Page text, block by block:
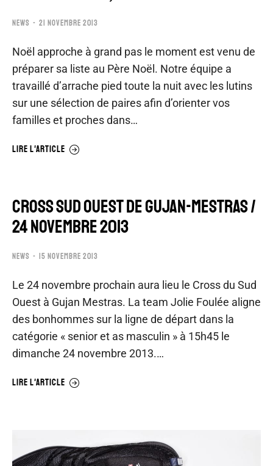
NEWS 21 NOVEMBRE 2013
Noël approche à grand pas le moment est venu de
préparer sa liste au Père Noël. Notre équipe a
travaillé d’arrache pied toute la nuit avec les lutins
sur une sélection de paires afin d’orienter vos
familles et proches dans…
LIRE L'ARTICLE
CROSS SUD OUEST DE GUJAN-MESTRAS /
24 NOVEMBRE 2013
NEWS 15 NOVEMBRE 2013
Le 24 novembre prochain aura lieu le Cross du Sud
Ouest à Gujan Mestras. La team Jolie Foulée aligne
des bonhommes sur la ligne de départ dans la
catégorie « senior et as masculin » à 15h45 le
dimanche 24 novembre 2013.…
LIRE L'ARTICLE